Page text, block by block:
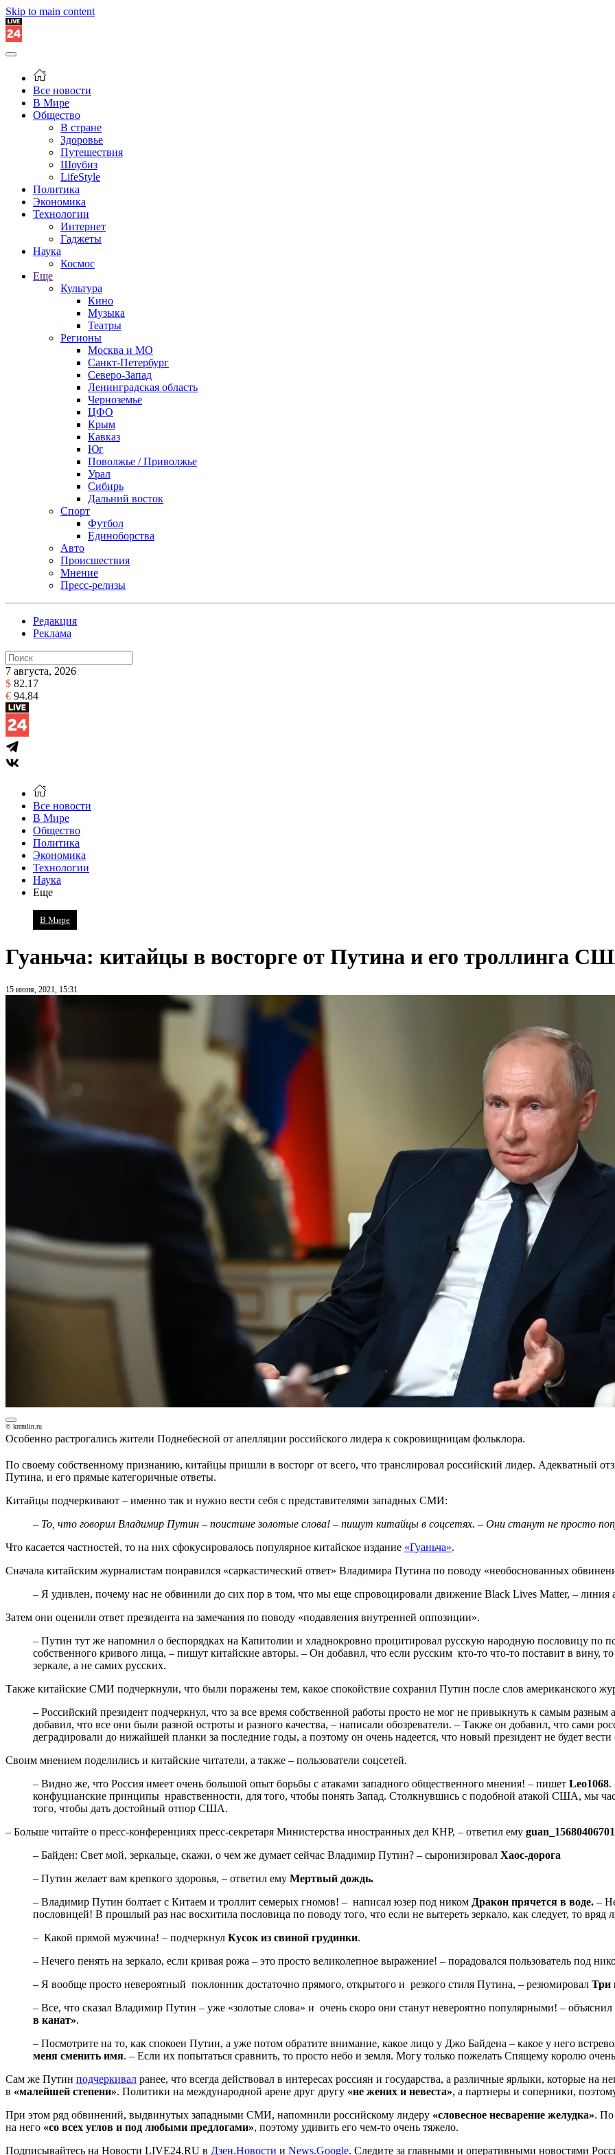
Skip to main content
Все новости
В Мире
Общество
В стране
Здоровье
Путешествия
Шоубиз
LifeStyle
Политика
Экономика
Технологии
Интернет
Гаджеты
Наука
Космос
Еще
Культура
Кино
Музыка
Театры
Регионы
Москва и МО
Санкт-Петербург
Северо-Запад
Ленинградская область
Черноземье
ЦФО
Крым
Кавказ
Юг
Поволжье / Приволжье
Урал
Сибирь
Дальний восток
Спорт
Футбол
Единоборства
Авто
Происшествия
Мнение
Пресс-релизы
Редакция
Реклама
7 августа, 2026
$ 82.17
€ 94.84
Все новости
В Мире
Общество
Политика
Экономика
Технологии
Наука
Еще
В Мире
Гуаньча: китайцы в восторге от Путина и его троллинга
15 июня, 2021, 15:31
© kremlin.ru
Особенно растрогались жители Поднебесной от апелляции российского лидера к сокровищницам фольклора.
По своему собственному признанию, китайцы пришли в восторг от всего, что транслировал российский лидер. Адекватный
Путина, и его прямые категоричные ответы.
Китайцы подчеркивают – именно так и нужно вести себя с представителями западных СМИ:
– То, что говорил Владимир Путин – поистине золотые слова! – пишут китайцы в соцсетях. – Они станут не просто
Что касается частностей, то на них сфокусировалось популярное китайское издание «Гуаньча».
Сначала китайским журналистам понравился «саркастический ответ» Владимира Путина по поводу «необоснованных
– Я удивлен, почему нас не обвинили до сих пор в том, что мы еще спровоцировали движение Black Lives Matter, ‒ линия
Затем они оценили ответ президента на замечания по поводу «подавления внутренней оппозиции».
– Путин тут же напомнил о беспорядках на Капитолии и хладнокровно процитировал русскую народную пословицу по
собственного кривого лица, – пишут китайские авторы. – Он добавил, что если русским кто-то что-то поставит в вину,
зеркале, а не самих русских.
Также китайские СМИ подчеркнули, что были поражены тем, какое спокойствие сохранил Путин после слов американского
– Российский президент подчеркнул, что за все время собственной работы просто не мог не привыкнуть к самым
добавил, что все они были разной остроты и разного качества, – написали обозреватели. – Также он добавил, что сами
деградировали до нижайшей планки за последние годы, а поэтому он очень надеется, что новый президент не будет
Своим мнением поделились и китайские читатели, а также – пользователи соцсетей.
– Видно же, что Россия имеет очень большой опыт борьбы с атаками западного общественного мнения! – пишет Leo1068.
конфуцианские принципы нравственности, для того, чтобы понять Запад. Столкнувшись с подобной атакой США, мы
того, чтобы дать достойный отпор США.
– Больше читайте о пресс-конференциях пресс-секретаря Министерства иностранных дел КНР, – ответил ему
– Байден: Свет мой, зеркальце, скажи, о чем же думает сейчас Владимир Путин? – сыронизировал Хаос-дорога
– Путин желает вам крепкого здоровья, – ответил ему Мертвый дождь.
– Владимир Путин болтает с Китаем и троллит семерых гномов! – написал юзер под ником Дракон прячется в воде. –
пословицей! В прошлый раз нас восхитила пословица по поводу того, что если не вытереть зеркало, как следует, то вряд
– Какой прямой мужчина! – подчеркнул Кусок из свиной грудинки.
– Нечего пенять на зеркало, если кривая рожа – это просто великолепное выражение! – порадовался пользователь под
– Я вообще просто невероятный поклонник достаточно прямого, открытого и резкого стиля Путина, – резюмировал Три
– Все, что сказал Владимир Путин – уже «золотые слова» и очень скоро они станут невероятно популярными! –
в канат».
– Посмотрите на то, как спокоен Путин, а уже потом обратите внимание, какое лицо у Джо Байдена – какое у него
меня сменить имя. – Если их попытаться сравнить, то просто небо и земля. Могу только пожелать Спящему королю
Сам же Путин подчеркивал ранее, что всегда действовал в интересах россиян и государства, а различные ярлыки, которые на
в «малейшей степени». Политики на международной арене друг другу «не жених и невеста», а партнеры и соперники,
При этом ряд обвинений, выдвинутых западными СМИ, напомнили российскому лидеру «словесное несварение желудка». По
на него «со всех углов и под любыми предлогами», поэтому удивить его чем-то очень тяжело.
Подписывайтесь на Новости LIVE24.RU в Дзен.Новости и News.Google. Следите за главными и оперативными новостями